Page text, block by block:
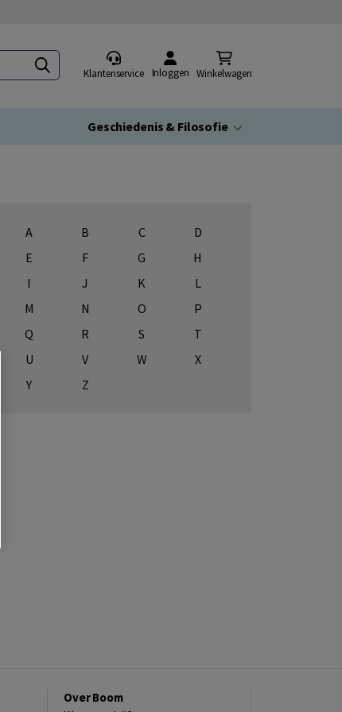
Klantenservice Inloggen Winkelwagen
Geschiedenis & Filosofie
A B C
D
E
F G
H
I
J K
L
M
N O
P
Q
R S
T
U
V W
X
Y
Z
Over Boom